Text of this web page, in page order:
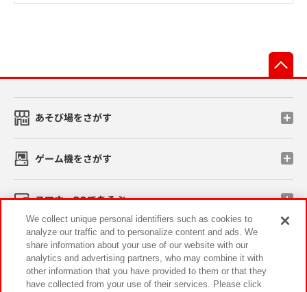
あそび場をさがす
ゲーム機をさがす
スマホ・PCであそぶ
イベント・キャンペーン
We collect unique personal identifiers such as cookies to
analyze our traffic and to personalize content and ads. We
share information about your use of our website with our
analytics and advertising partners, who may combine it with
other information that you have provided to them or that they
have collected from your use of their services. Please click